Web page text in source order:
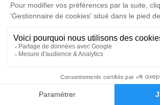
Faire-part
Je
Cérémonie civile
Crématorium de Bonneville
852 Avenue de la Roche Parnale